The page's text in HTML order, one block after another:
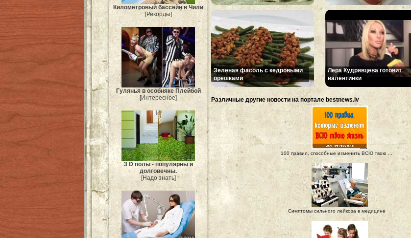
Километровый бассейн в Чили
[Рекорды]
Гулянья в особняке Плейбой
[Интересное]
3 D полы - популярны и
долговечны.
[Надо знать]
Зеленая фасоль с кедровыми
орешками
Лера Кудрявцева готовит
валентинки
Различные другие новости на портале bestnews.lv
100 правил, способные изменить ВСЮ твою ...
Симптомы сильного лейкоза в медицине